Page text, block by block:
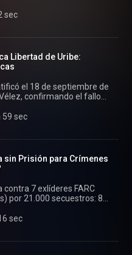
constitucionales,
sec
Libertad de Uribe:
el 18 de septiembre de
confirmando el fallo
clara en la sentencia de
59 sec
sin Prisión para Crímenes
contra 7 exlíderes FARC
por 21.000 secuestros: 8
para víctimas,
sec